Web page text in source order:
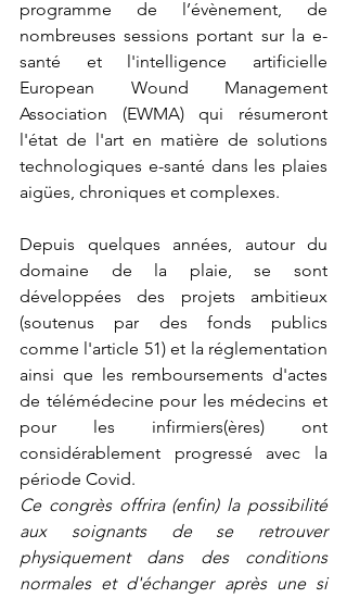
programme de l’évènement, de
nombreuses sessions portant sur la e-
santé et l'intelligence artificielle
European Wound Management
Association (EWMA) qui résumeront
l'état de l'art en matière de solutions
technologiques e-santé dans les plaies
aigües, chroniques et complexes.
Depuis quelques années, autour du
domaine de la plaie, se sont
développées des projets ambitieux
(soutenus par des fonds publics
comme l'article 51) et la réglementation
ainsi que les remboursements d'actes
de télémédecine pour les médecins et
pour les infirmiers(ères) ont
considérablement progressé avec la
période Covid.
Ce congrès offrira (enfin) la possibilité
aux soignants de se retrouver
physiquement dans des conditions
normales et d'échanger après une si